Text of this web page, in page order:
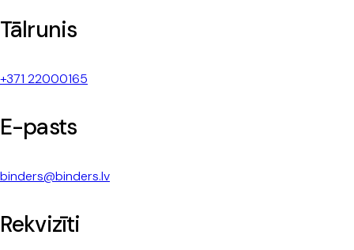
Tālrunis
+371 22000165
E-pasts
binders@binders.lv
Rekvizīti